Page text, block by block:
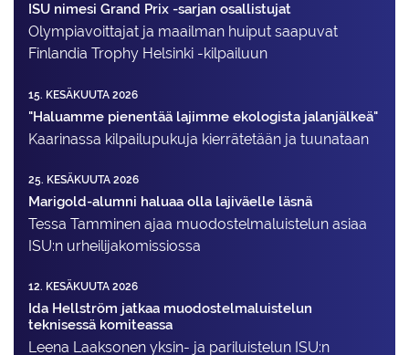
ISU nimesi Grand Prix -sarjan osallistujat
Olympiavoittajat ja maailman huiput saapuvat
Finlandia Trophy Helsinki -kilpailuun
15. KESÄKUUTA 2026
"Haluamme pienentää lajimme ekologista jalanjälkeä"
Kaarinassa kilpailupukuja kierrätetään ja tuunataan
25. KESÄKUUTA 2026
Marigold-alumni haluaa olla lajiväelle läsnä
Tessa Tamminen ajaa muodostelma­luistelun asiaa
ISU:n urheilija­komissiossa
12. KESÄKUUTA 2026
Ida Hellström jatkaa muodostelmaluistelun
teknisessä komiteassa
Leena Laaksonen yksin- ja pariluistelun ISU:n